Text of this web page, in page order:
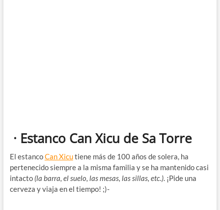
· Estanco Can Xicu de Sa Torre
El estancoCan Xicutiene más de 100 años de solera, ha
pertenecido siempre a la misma familia y se ha mantenido casi
intacto (la barra, el suelo, las mesas, las sillas, etc.). ¡Pide una
cerveza y viaja en el tiempo! ;)-